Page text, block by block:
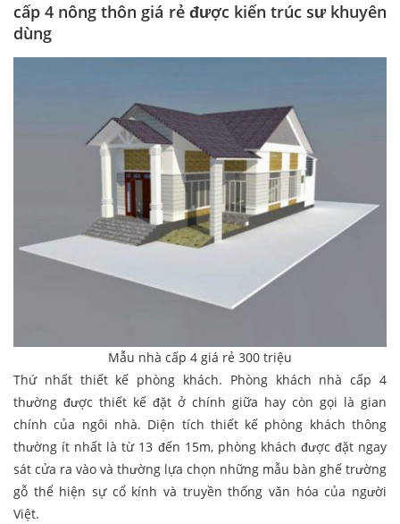
cấp 4 nông thôn giá rẻ được kiến trúc sư khuyên
dùng
Mẫu nhà cấp 4 giá rẻ 300 triệu
Thứ nhất thiết kế phòng khách. Phòng khách nhà cấp 4
thường được thiết kế đặt ở chính giữa hay còn gọi là gian
chính của ngôi nhà. Diện tích thiết kế phòng khách thông
thường ít nhất là từ 13 đến 15m, phòng khách được đặt ngay
sát cửa ra vào và thường lựa chọn những mẫu bàn ghế trường
gỗ thể hiện sự cổ kính và truyền thống văn hóa của người
Việt.